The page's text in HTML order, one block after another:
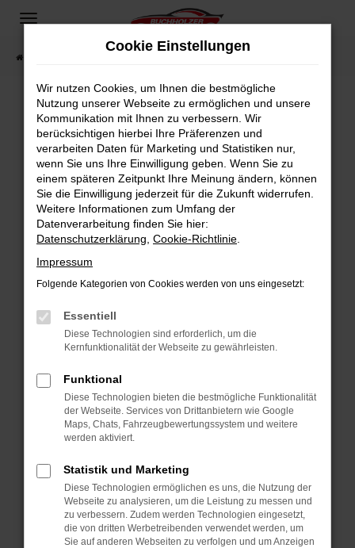
Zum
springen
Fahrzeugsuche
Fehler: Network Error
Beim Laden ist ein Fehler aufgetreten.
Hier sind ein paar Tipps, die dir helfen können:
Überprüfe deine Firewall und deine
Internetverbindung.
Laden andere Webseiten, zum Beispiel deine
Suchmaschine?
Prüfe deine Browsererweiterungen.
können das Laden bestimmter Seiten
verhindern. Funktioniert die Seite in einem
anderen Browser oder in einem privaten
Starte dein Gerät neu.
Das kann manchmal helfen, vorübergehende
Probleme zu beheben.
Betriebssystem auf dem neuesten Stand
sind.
Veraltete Software birgt nicht nur ein
Sicherheitsrisiko, sondern kann auch dazu
führen, dass bestimmte Funktionen nicht mehr
Cookie Einstellungen
Wir nutzen Cookies, um Ihnen die bestmögliche
Nutzung unserer Webseite zu ermöglichen und unsere
Kommunikation mit Ihnen zu verbessern. Wir
berücksichtigen hierbei Ihre Präferenzen und
verarbeiten Daten für Marketing und Statistiken nur,
wenn Sie uns Ihre Einwilligung geben. Wenn Sie zu
einem späteren Zeitpunkt Ihre Meinung ändern, können
Sie die Einwilligung jederzeit für die Zukunft widerrufen.
Weitere Informationen zum Umfang der
Datenverarbeitung finden Sie hier:
Datenschutzerklärung Cookie-Richtlinie
Impressum
Folgende Kategorien von Cookies werden von uns eingesetzt:
Essentiell
Diese Technologien sind erforderlich, um die
Kernfunktionalität der Webseite zu gewährleisten.
Funktional
Diese Technologien bieten die bestmögliche Funktionalität
der Webseite. Services von Drittanbietern wie Google
Maps, Chats, Fahrzeugbewertungssystem und weitere
werden aktiviert.
Statistik und Marketing
Diese Technologien ermöglichen es uns, die Nutzung der
Webseite zu analysieren, um die Leistung zu messen und
zu verbessern. Zudem werden Technologien eingesetzt,
die von dritten Werbetreibenden verwendet werden, um
Sie auf anderen Webseiten zu verfolgen und um Anzeigen